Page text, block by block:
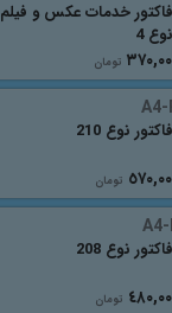
تومان
فاکتور خدمات عکس و فیلم
نوع 4
تومان
فاکتور نوع 210
تومان
فاکتور نوع 208